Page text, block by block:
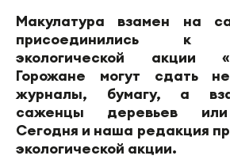
Макулатура взамен на
присоединились к
экологической акции
Горожане могут сдать
журналы, бумагу, а
саженцы деревьев или
Сегодня и наша редакция
экологической акции.